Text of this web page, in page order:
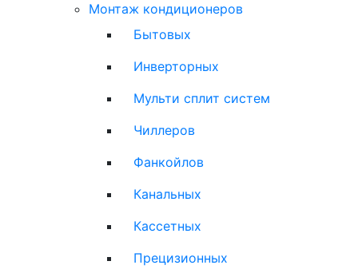
Монтаж кондиционеров
Бытовых
Инверторных
Мульти сплит систем
Чиллеров
Фанкойлов
Канальных
Кассетных
Прецизионных